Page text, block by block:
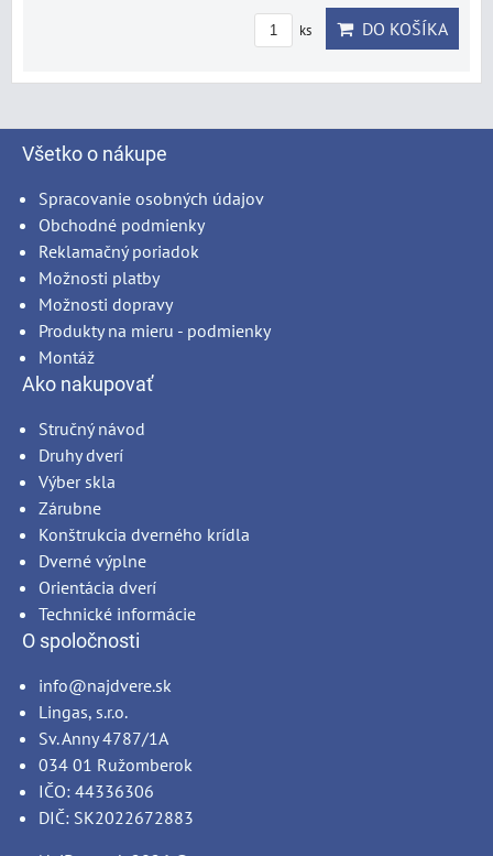
ks DO KOŠÍKA
Všetko o nákupe
Spracovanie osobných údajov
Obchodné podmienky
Reklamačný poriadok
Možnosti platby
Možnosti dopravy
Produkty na mieru - podmienky
Montáž
Ako nakupovať
Stručný návod
Druhy dverí
Výber skla
Zárubne
Konštrukcia dverného krídla
Dverné výplne
Orientácia dverí
Technické informácie
O spoločnosti
info@najdvere.sk
Lingas, s.r.o.
Sv. Anny 4787/1A
034 01 Ružomberok
IČO: 44336306
DIČ: SK2022672883